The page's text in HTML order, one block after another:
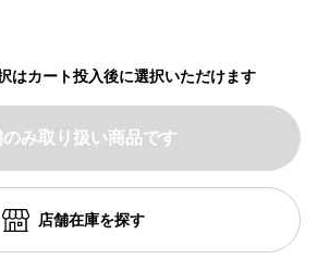
はカート投入後に選択いただけます
のみ取り扱い商品です
店舗在庫を探す